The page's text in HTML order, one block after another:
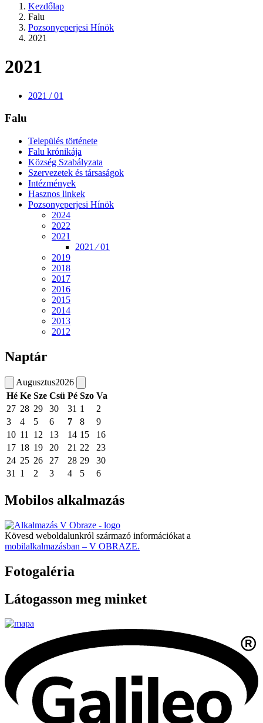
Kezdőlap
Falu
Pozsonyeperjesi Hínök
2021
2021
2021 / 01
Falu
Település története
Falu krónikája
Község Szabályzata
Szervezetek és társaságok
Intézmények
Hasznos linkek
Pozsonyeperjesi Hínök
2024
2022
2021
2021 ⁄ 01
2019
2018
2017
2016
2015
2014
2013
2012
Naptár
Augusztus2026
Hé Ke Sze Csü Pé Szo Va
27 28 29 30 31 1
2
3
4 5 6 7 8
9
10 11 12 13 14 15
16
17 18 19 20 21 22
23
24 25 26 27 28 29
30
31
1 2 3 4 5 6
Mobilos alkalmazás
Kövesd weboldalunkról származó információkat a
mobilalkalmazásban – V OBRAZE.
Fotogaléria
Látogasson meg minket